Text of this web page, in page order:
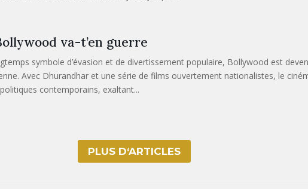
va-t’en guerre
symbole d’évasion et de divertissement populaire, Bollywood est
Avec Dhurandhar et une série de films ouvertement nationalistes, le
contemporains, exaltant...
PLUS D‘ARTICLES